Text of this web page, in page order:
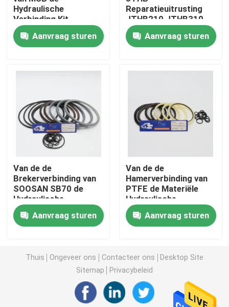
Nieuws
Gevallen
De hydraulische uitrusting van de brekerverbinding
Graafwerktuig Seal Kit
jcb verbindingsuitrusting
De Verbindingsuitrusting van KOMATSU
Hydraulisch Rod Seal
Hydraulische Stofverbinding
Hydraulische Zuigerverbinding
Hydraulische
Verbinding Kit
Hammer Msb 250
Hydraulische de
Verbindingsuitrusting
Aanvraag sturen
Reparatieuitrusting
JTHB210 JTHB310
JTHB350 JTHB450
JTHB650 voor
Graafwerktuig Spare
Aanvraag sturen
Van de de
Brekerverbinding van
SOOSAN SB70 de
Hydraulische
Uitrusting L0X003
L01011 sb70ts-p
SB70TSP SQ70
Aanvraag sturen
Van de de
Hamerverbinding van
PTFE de Materiële
Hydraulische
Uitrusting van de de
Rotsbreker van Kit For
Damo DMB 70
Aanvraag sturen
Thuis Ongeveer ons Contacteer ons
Desktop Site
Sitemap
Privacybeleid